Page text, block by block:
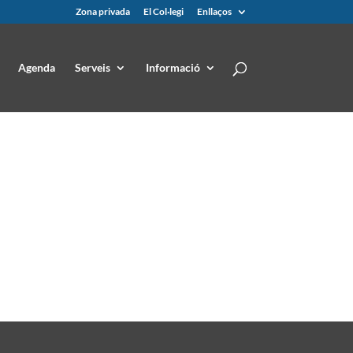
Zona privada El Col·legi Enllaços
Agenda Serveis Informació